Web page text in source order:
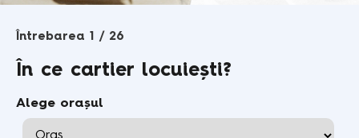
Întrebarea 1 / 26
În ce cartier locuiești?
Alege orașul